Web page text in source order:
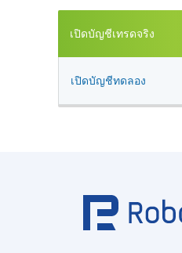
เปิดบัญชีเทรดจริง
เปิดบัญชีทดลอง